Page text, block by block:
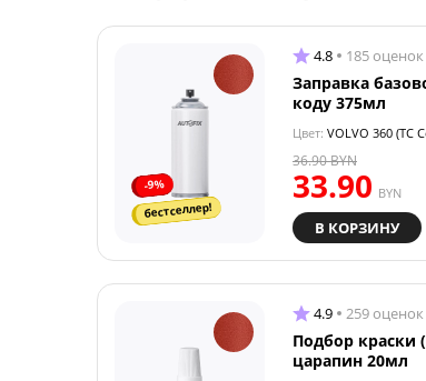
-9%
бестселлер!
4.8 185 оценок
Заправка
коду 375мл
Цвет: VOLVO 360 (TC
33.90 BYN
36.90BYN
В КОРЗИНУ
4.9 259 оценок
Подбор краски
царапин 20мл